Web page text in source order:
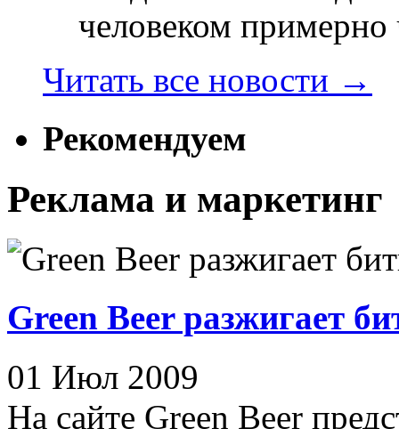
человеком примерно
Читать все новости →
Рекомендуем
Реклама и маркетинг
Green Beer разжигает
01 Июл 2009
На сайте Green Beer